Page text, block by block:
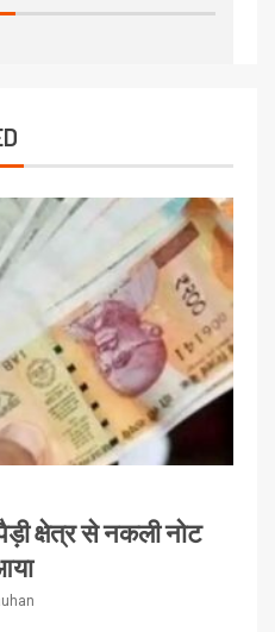
क्षेत्र से नकली नोट